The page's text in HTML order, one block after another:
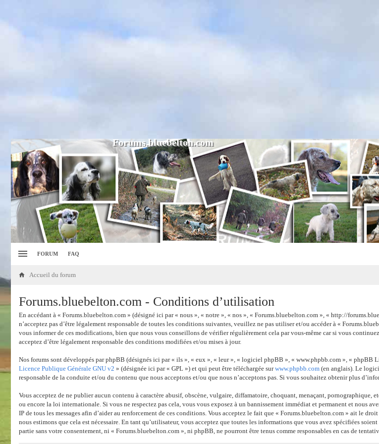
Forums.bluebelton.com
FORUM FAQ
Accueil du forum
Forums.bluebelton.com - Conditions d’utilisation
En accédant à « Forums.bluebelton.com » (désigné ici par « nous », « notre », « nos », « Forums.bluebelton.com », « http://
n’acceptez pas d’être légalement responsable de toutes les conditions suivantes, veuillez ne pas utiliser et/ou accéder à «
vous informer de ces modifications, bien que nous vous conseillons de vérifier régulièrement cela par vous-même car si vous
acceptez d’être légalement responsable des conditions modifiées et/ou mises à jour.
Nos forums sont développés par phpBB (désignés ici par « ils », « eux », « leur », « logiciel phpBB », « www.phpbb.com », « phpBB
Licence Publique Générale GNU v2 » (désignée ici par « GPL ») et qui peut être téléchargée surwww.phpbb.com (en anglais). Le
responsable de la conduite et/ou du contenu que nous acceptons et/ou que nous n’acceptons pas. Si vous souhaitez obtenir plus
Vous acceptez de ne publier aucun contenu à caractère abusif, obscène, vulgaire, diffamatoire, choquant, menaçant,
ou encore la loi internationale. Si vous ne respectez pas cela, vous vous exposez à un bannissement immédiat et permanent et nous
IP de tous les messages afin d’aider au renforcement de ces conditions. Vous acceptez le fait que « Forums.bluebelton.com » ait le
nous estimons que cela est nécessaire. En tant qu’utilisateur, vous acceptez que toutes les informations que vous avez spécifiées
partie sans votre consentement, ni « Forums.bluebelton.com », ni phpBB, ne pourront être tenus comme responsables en cas de